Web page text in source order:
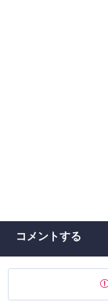
コメントする